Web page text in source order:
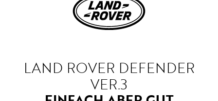
LAND ROVER DEFENDER
VER.3
AUSZEICHNUNGEN
NEWS
BROCHURE.PDF
CAR ENTERTAINMENT